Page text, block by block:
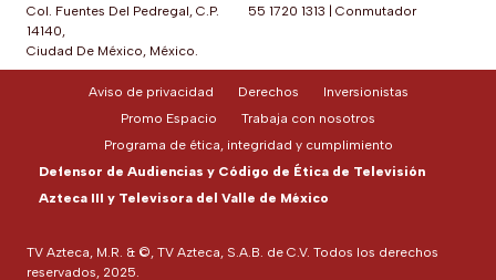
Col. Fuentes Del Pedregal, C.P.
14140,
Ciudad De México, México.
55 1720 1313
Conmutador
TV Azteca, M.R. & ©, TV Azteca, S.A.B. de C.V. Todos los derechos
reservados, 2025.
Aviso de privacidad Derechos
Inversionistas
Promo Espacio
Trabaja con nosotros
Programa de ética, integridad y cumplimiento
Defensor de Audiencias y Código de Ética de Televisión
Azteca III y Televisora del Valle de México